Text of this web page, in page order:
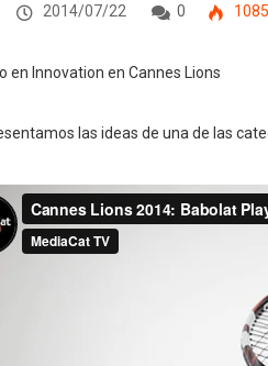
2014/07/22 0 1085
las ideas de una de las